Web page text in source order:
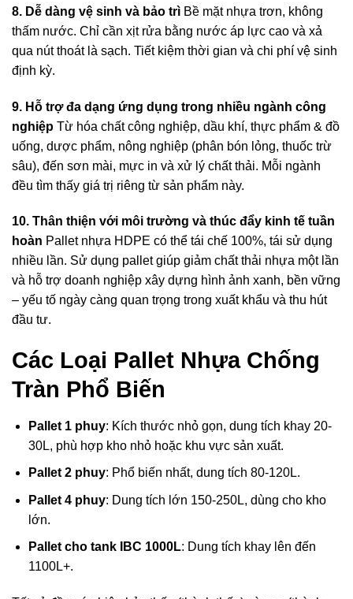
8. Dễ dàng vệ sinh và bảo trì Bề mặt nhựa trơn, không
thấm nước. Chỉ cần xịt rửa bằng nước áp lực cao và xả
qua nút thoát là sạch. Tiết kiệm thời gian và chi phí vệ sinh
định kỳ.
9. Hỗ trợ đa dạng ứng dụng trong nhiều ngành công
nghiệp Từ hóa chất công nghiệp, dầu khí, thực phẩm & đồ
uống, dược phẩm, nông nghiệp (phân bón lỏng, thuốc trừ
sâu), đến sơn mài, mực in và xử lý chất thải. Mỗi ngành
đều tìm thấy giá trị riêng từ sản phẩm này.
10. Thân thiện với môi trường và thúc đẩy kinh tế tuần
hoàn Pallet nhựa HDPE có thể tái chế 100%, tái sử dụng
nhiều lần. Sử dụng pallet giúp giảm chất thải nhựa một lần
và hỗ trợ doanh nghiệp xây dựng hình ảnh xanh, bền vững
– yếu tố ngày càng quan trọng trong xuất khẩu và thu hút
đầu tư.
Các Loại Pallet Nhựa Chống
Tràn Phổ Biến
Pallet 1 phuy: Kích thước nhỏ gọn, dung tích khay 20-
30L, phù hợp kho nhỏ hoặc khu vực sản xuất.
Pallet 2 phuy: Phổ biến nhất, dung tích 80-120L.
Pallet 4 phuy: Dung tích lớn 150-250L, dùng cho kho
lớn.
Pallet cho tank IBC 1000L: Dung tích khay lên đến
1100L+.